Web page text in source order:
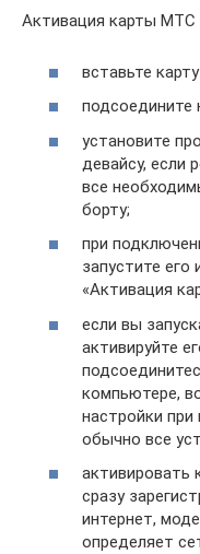
Активация карты МТС
вставьте
подсоедините
установите
девайсу, если
все
борту;
при
запустите
«Активация
если вы
активируйте
компьютере,
настройки
обычно все
активировать
сразу
интернет,
определяет